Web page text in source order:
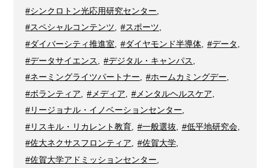
#シンクロトン光応用研究センター
#スペシャルコンテンツ
#スポーツ
#ダイバーシティ推進室
#ダイヤモンド半導体, #データ
#データサイエンス
#デジタル・キャンパス
#ネーミングライツパートナー
#ホームカミングデー
#ボランティア
#メディア #メンタルヘルスケア
#リージョナル・イノベーションセンター
#リスキル・リカレント教育
#一般選抜 #低平地研究会,
#佐大ネクサスフロンティア, #佐賀大学,
#佐賀大学アドミッションセンター